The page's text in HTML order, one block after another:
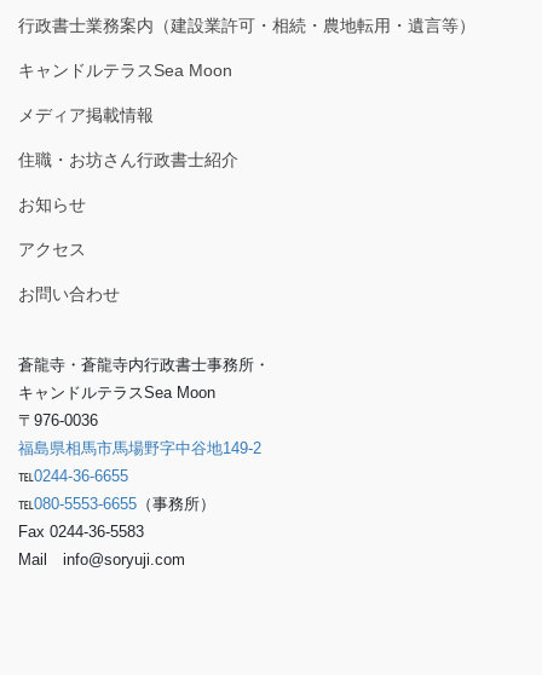
行政書士業務案内（建設業許可・相続・農地転用・遺言等）
キャンドルテラスSea Moon
メディア掲載情報
住職・お坊さん行政書士紹介
お知らせ
アクセス
お問い合わせ
蒼龍寺・蒼龍寺内行政書士事務所・
キャンドルテラスSea Moon
〒976-0036
福島県相馬市馬場野字中谷地149-2
℡0244-36-6655
℡080-5553-6655 （事務所）
Fax 0244-36-5583
Mail info@soryuji.com